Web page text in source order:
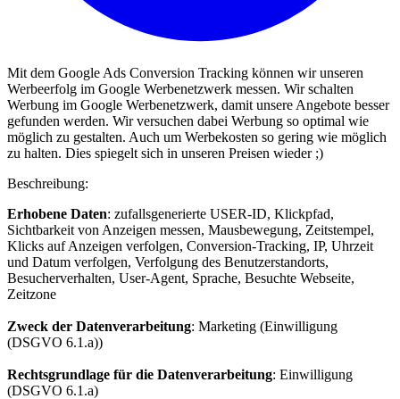
Mit dem Google Ads Conversion Tracking können wir unseren
Werbeerfolg im Google Werbenetzwerk messen. Wir schalten
Werbung im Google Werbenetzwerk, damit unsere Angebote besser
gefunden werden. Wir versuchen dabei Werbung so optimal wie
möglich zu gestalten. Auch um Werbekosten so gering wie möglich
zu halten. Dies spiegelt sich in unseren Preisen wieder ;)
Beschreibung:
Erhobene Daten: zufallsgenerierte USER-ID, Klickpfad,
Sichtbarkeit von Anzeigen messen, Mausbewegung, Zeitstempel,
Klicks auf Anzeigen verfolgen, Conversion-Tracking, IP, Uhrzeit
und Datum verfolgen, Verfolgung des Benutzerstandorts,
Besucherverhalten, User-Agent, Sprache, Besuchte Webseite,
Zeitzone
Zweck der Datenverarbeitung: Marketing (Einwilligung
(DSGVO 6.1.a))
Rechtsgrundlage für die Datenverarbeitung: Einwilligung
(DSGVO 6.1.a)